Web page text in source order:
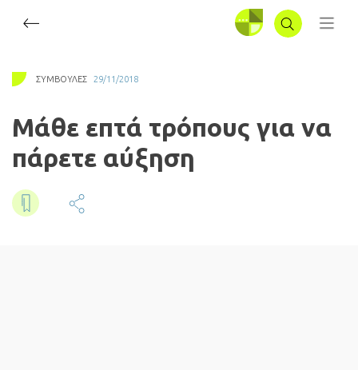
ΣΥΝΔΕΣΗ
ΣΥΜΒΟΥΛΈΣ 29/11/2018
Μάθε επτά τρόπους για να
πάρετε αύξηση